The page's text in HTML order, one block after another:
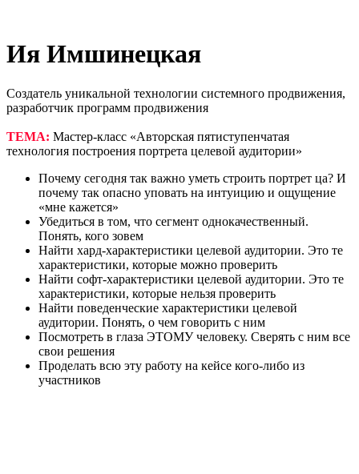
Ия Имшинецкая
Создатель уникальной технологии системного продвижения,
разработчик программ продвижения
ТЕМА: Мастер-класс «Авторская пятиступенчатая
технология построения портрета целевой аудитории»
Почему сегодня так важно уметь строить портрет ца? И
почему так опасно уповать на интуицию и ощущение
«мне кажется»
Убедиться в том, что сегмент однокачественный.
Понять, кого зовем
Найти хард-характеристики целевой аудитории. Это те
характеристики, которые можно проверить
Найти софт-характеристики целевой аудитории. Это те
характеристики, которые нельзя проверить
Найти поведенческие характеристики целевой
аудитории. Понять, о чем говорить с ним
Посмотреть в глаза ЭТОМУ человеку. Сверять с ним все
свои решения
Проделать всю эту работу на кейсе кого-либо из
участников